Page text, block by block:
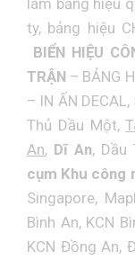
ty, bảng hiệu
BIỂN HIỆU
TRẬN – BẢNG
– IN ẤN DECAL ,
Thủ Dầu Một,
An, Dĩ An, Dầu
cụm Khu công
Singapore,
Bình An, KCN
KCN Đồng An,